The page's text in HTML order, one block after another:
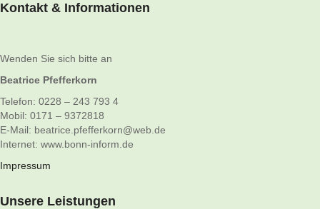
Kontakt & Informationen
Wenden Sie sich bitte an
Beatrice Pfefferkorn
Telefon: 0228 – 243 793 4
Mobil: 0171 – 9372818
E-Mail: beatrice.pfefferkorn@web.de
Internet: www.bonn-inform.de
Impressum
Unsere Leistungen